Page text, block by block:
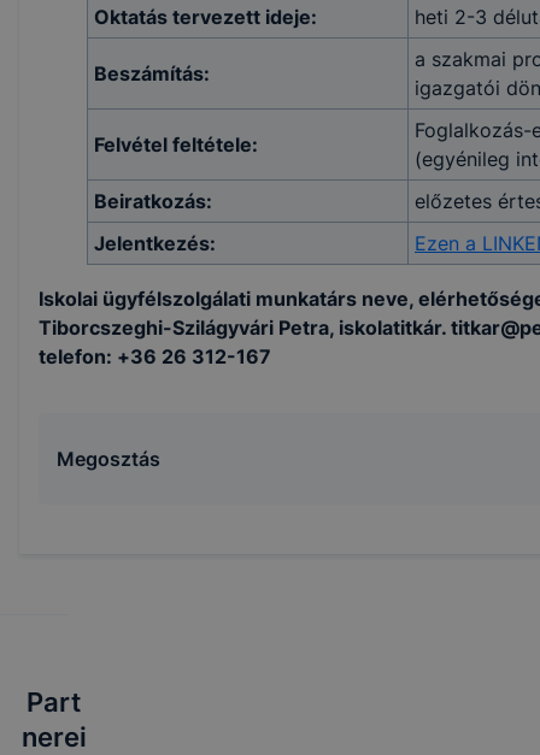
Oktatás tervezett ideje: heti 2-3
Beszámítás:
a szakmai
igazgatói
Felvétel feltétele:
Foglalkozás-
(egyénileg
Beiratkozás:
előzetes
Jelentkezés:
Ezen a
Iskolai ügyfélszolgálati munkatárs neve,
Tiborcszeghi-Szilágyvári Petra, iskolatitkár.
telefon: +36 26 312-167
Megosztás
Part
nerei